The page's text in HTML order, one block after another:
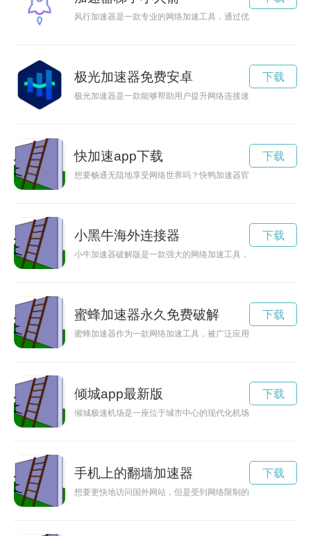
风行加速器是一款专业的网络加速工具，通过优化网络连接，
极光加速器免费安卓
极光加速器是一款能够帮助用户提升网络连接速度的工具，现
下载
快加速app下载
想要畅通无阻地享受网络世界吗？快鸭加速器官网下载为您提
下载
小黑牛海外连接器
小牛加速器破解版是一款强大的网络加速工具，可以帮助用户
下载
蜜蜂加速器永久免费破解
蜜蜂加速器作为一款网络加速工具，被广泛应用于加快网络速
下载
倾城app最新版
倾城极速机场是一座位于城市中心的现代化机场，致力于提供
下载
手机上的翻墙加速器
想要更快地访问国外网站，但是受到网络限制的困扰？不妨试
下载